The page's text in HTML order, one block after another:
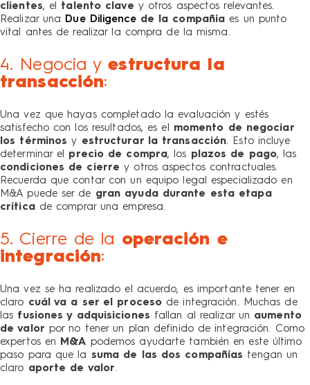
clientes, el talento clave y otros aspectos relevantes.
Realizar una Due Diligencede la compañía es un punto
vital antes de realizar la compra de la misma.
4. Negocia yestructura la
transacción:
Una vez que hayas completado la evaluación y estés
satisfecho con los resultados, es el momento de negociar
los términos y estructurar la transacción. Esto incluye
determinar el precio de compra, los plazos de pago, las
condiciones de cierre y otros aspectos contractuales.
Recuerda que contar con un equipo legal especializado en
M&A puede ser de gran ayuda durante esta etapa
crítica de comprar una empresa.
5. Cierre de la operación e
integración:
Una vez se ha realizado el acuerdo, es importante tener en
claro cuál va a ser el proceso de integración. Muchas de
las fusiones y adquisiciones fallan al realizar un aumento
de valor por no tener un plan definido de integración. Como
expertos en
M&A podemos ayudarte también en este último
paso para que la suma de las dos compañías tengan un
claro aporte de valor.